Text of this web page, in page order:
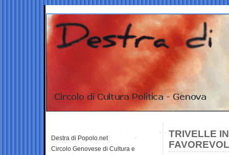
TRIVELLE
Destra di Popolo.net
Circolo Genovese di Cultura e